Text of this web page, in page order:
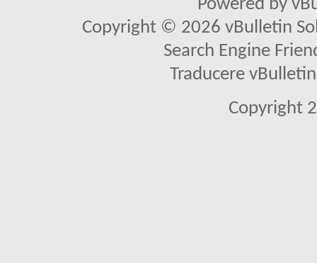
Powered by
Copyright © 2026 vBulletin
Search Engine
Traducere
Copyright